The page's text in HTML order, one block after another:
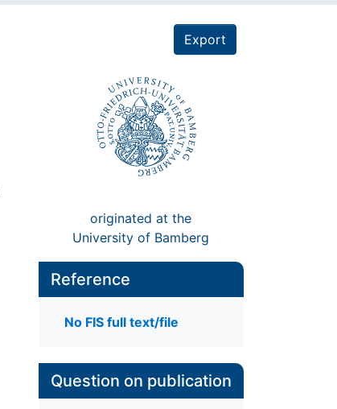
Export
originated at the
University of Bamberg
Reference
No FIS full text/file
Question on publication